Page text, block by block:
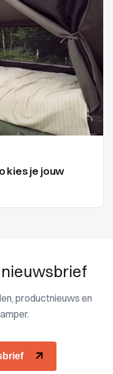
kies je jouw
nieuwsbrief
productnieuws en